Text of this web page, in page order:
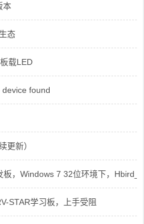
本
态
载LED
found
更新）
板，Windows 7 32位环境下，
STAR学习板，上手受阻